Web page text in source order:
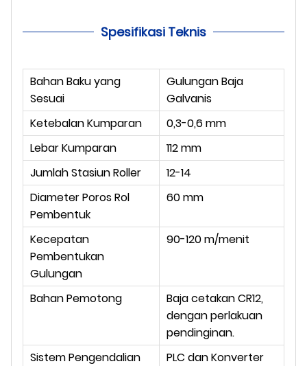
Spesifikasi Teknis
Bahan Baku yang
Sesuai
Gulungan Baja
Galvanis
Ketebalan Kumparan
0,3-0,6 mm
Lebar Kumparan
112 mm
Jumlah Stasiun Roller
12-14
Diameter Poros Rol
Pembentuk
60 mm
Kecepatan
Pembentukan
Gulungan
90-120 m/menit
Bahan Pemotong
Baja cetakan CR12,
dengan perlakuan
pendinginan.
Sistem Pengendalian
PLC dan Konverter